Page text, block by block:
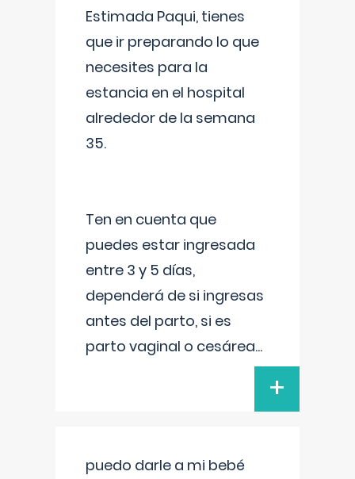
Estimada Paqui, tienes
que ir preparando lo que
necesites para la
estancia en el hospital
alrededor de la semana
35.
Ten en cuenta que
puedes estar ingresada
entre 3 y 5 días,
dependerá de si ingresas
antes del parto, si es
parto vaginal o cesárea...
+
puedo darle a mi bebé